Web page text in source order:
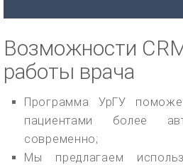
Возможности
работы врача
Программа УрГУ
пациентами более
современно;
Мы предлагаем